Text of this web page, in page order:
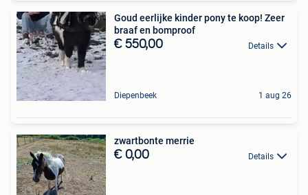
Goud eerlijke kinder pony te koop! Zeer
braaf en bomproof
€ 550,00 Details
Diepenbeek 1 aug 26
zwartbonte merrie
€ 0,00 Details